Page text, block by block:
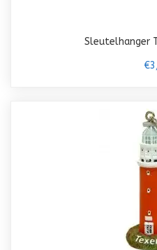
Sleutelhanger